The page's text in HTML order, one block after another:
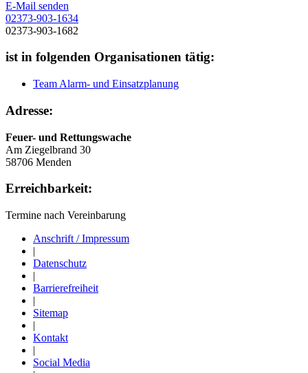
E-Mail senden
02373-903-1634
02373-903-1682
ist in folgenden Organisationen tätig:
Team Alarm- und Einsatzplanung
Adresse:
Feuer- und Rettungswache
Am Ziegelbrand 30
58706 Menden
Erreichbarkeit:
Termine nach Vereinbarung
Anschrift / Impressum
|
Datenschutz
|
Barrierefreiheit
|
Sitemap
|
Kontakt
|
Social Media